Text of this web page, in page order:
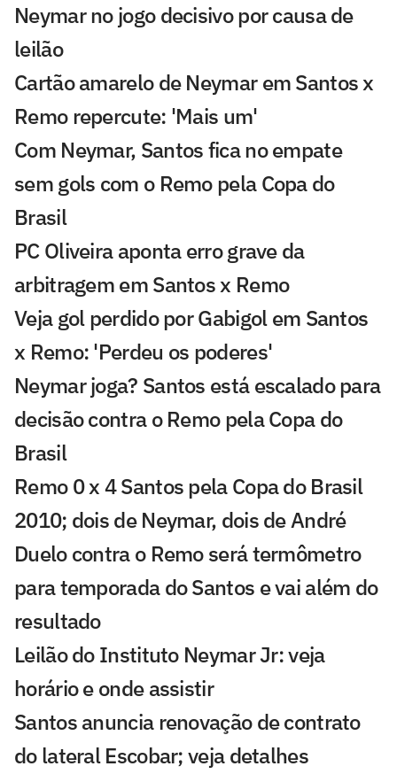
Neymar no jogo decisivo por causa de
leilão
Cartão amarelo de Neymar em Santos x
Remo repercute: 'Mais um'
Com Neymar, Santos fica no empate
sem gols com o Remo pela Copa do
Brasil
PC Oliveira aponta erro grave da
arbitragem em Santos x Remo
Veja gol perdido por Gabigol em Santos
x Remo: 'Perdeu os poderes'
Neymar joga? Santos está escalado para
decisão contra o Remo pela Copa do
Brasil
Remo 0 x 4 Santos pela Copa do Brasil
2010; dois de Neymar, dois de André
Duelo contra o Remo será termômetro
para temporada do Santos e vai além do
resultado
Leilão do Instituto Neymar Jr: veja
horário e onde assistir
Santos anuncia renovação de contrato
do lateral Escobar; veja detalhes